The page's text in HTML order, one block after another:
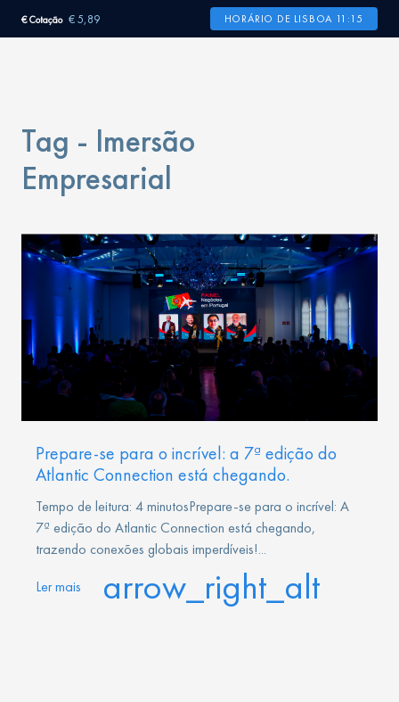
€ Cotação € 5,89 HORÁRIO DE LISBOA 11:15
Tag - Imersão
Empresarial
Prepare-se para o incrível: a 7ª edição do
Atlantic Connection está chegando.
Tempo de leitura: 4 minutosPrepare-se para o incrível: A
7ª edição do Atlantic Connection está chegando,
trazendo conexões globais imperdíveis!...
Ler mais arrow_right_alt